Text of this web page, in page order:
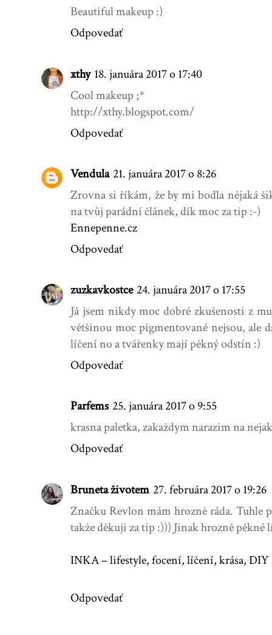
Beautiful makeup :)
Odpovedať
xthy 18. januára 2017 o 17:40
Cool makeup ;*
http://xthy.blogspot.com/
Odpovedať
Vendula 21. januára 2017 o 8:26
Zrovna si říkám, že by mi bodla nějaká
na tvůj parádní článek, dík moc za tip :-)
Ennepenne.cz
Odpovedať
zuzkavkostce 24. januára 2017 o 17:55
Já jsem nikdy moc dobré zkušenosti z
většinou moc pigmentované nejsou, ale
líčení no a tvářenky mají pěkný odstín :)
Odpovedať
Parfems 25. januára 2017 o 9:55
krasna paletka, zakaždym narazim na
Odpovedať
Bruneta životem 27. februára 2017 o 19:26
Značku Revlon mám hrozně ráda. Tuhle
takže děkuji za tip :))) Jinak hrozně pěkné
INKA – lifestyle, focení, líčení, krása,
Odpovedať